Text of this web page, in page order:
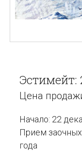
Эстимейт:
Цена
Начало: 22
Прием
года